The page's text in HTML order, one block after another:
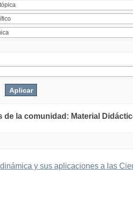
de la comunidad: Material
y sus aplicaciones a las